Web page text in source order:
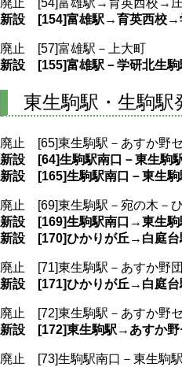
廃止 [54]富雄駅→育英西校→
新設 [154]富雄駅→育英西校→
廃止 [57]富雄駅－上大町
新設 [155]富雄駅－学研北生駒
東生駒駅・生駒駅
廃止 [65]東生駒駅－あすか野
新設 [64]生駒駅南口－東生駒
新設 [165]生駒駅南口－東生駒
廃止 [69]東生駒駅－宛の木－
新設 [169]生駒駅南口→東生
新設 [170]ひかりが丘→白庭
廃止 [71]東生駒駅－あすか野
新設 [171]ひかりが丘→白庭
廃止 [72]東生駒駅－あすか野
新設 [172]東生駒駅→あすか
廃止 [73]生駒駅南口－東生駒